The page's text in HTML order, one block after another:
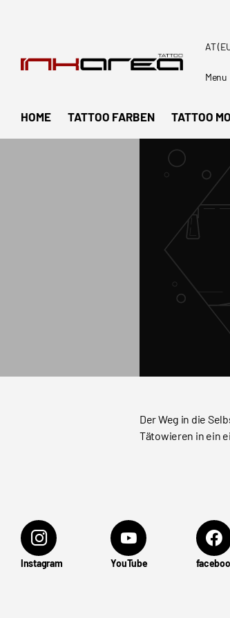
AT
Menu
HOME TATTOO FARBEN TATTOO
Der Weg in die
Tätowieren in ein
Instagram YouTube